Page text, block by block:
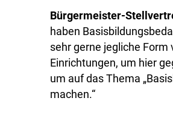
Bürgermeister-
haben
sehr gerne jegliche
Einrichtungen, um hier
um auf das Thema
machen.“